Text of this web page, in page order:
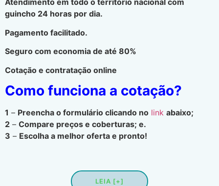
Atendimento em todo o território nacional com
guincho 24 horas por dia.
Pagamento facilitado.
Seguro com economia de até 80%
Cotação e contratação online
Como funciona a cotação?
1 – Preencha o formulário clicando no link abaixo;
2 – Compare preços e coberturas; e.
3 – Escolha a melhor oferta e pronto!
LEIA [+]